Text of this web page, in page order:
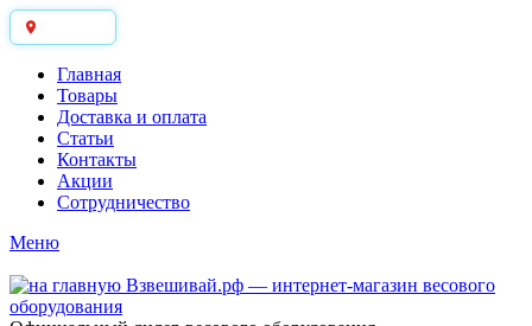
Главная
Товары
Доставка и оплата
Статьи
Контакты
Акции
Сотрудничество
Меню